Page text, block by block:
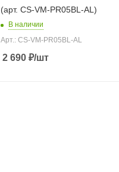
(арт. CS-VM-PR05BL-AL)
В наличии
Арт.: CS-VM-PR05BL-AL
2 690 ₽/шт